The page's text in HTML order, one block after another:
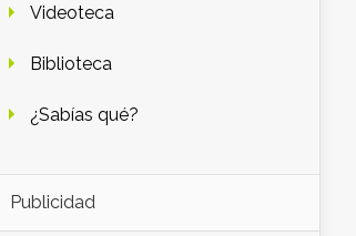
Videoteca
Biblioteca
¿Sabías qué?
Publicidad